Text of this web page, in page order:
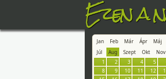
Ezen a
Jan Feb Már Ápr Máj
Júl
Aug Szept Okt Nov
1
2 3 4 5
8
9 10 11 12